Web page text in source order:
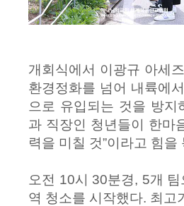
개회식에서 이광규 아세
환경정화를 넘어 내륙에
으로 유입되는 것을 방지
과 직장인 청년들이 한마
력을 미칠 것”이라고 힘을
오전 10시 30분경, 5개
역 청소를 시작했다. 최